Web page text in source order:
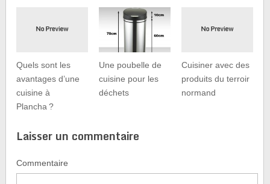
Quels sont les
avantages d’une
cuisine à
Plancha ?
Une poubelle de
cuisine pour les
déchets
Cuisiner avec des
produits du terroir
normand
Laisser un commentaire
Commentaire